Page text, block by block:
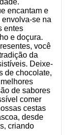
encantam e
se na
entes
e doçura.
você
da
Deixe-
de chocolate,
de sabores
comer
cestas
desde
criando